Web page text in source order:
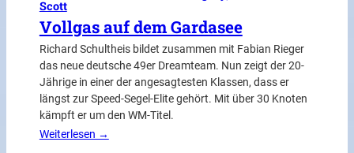
Scott
Vollgas auf dem Gardasee
Richard Schultheis bildet zusammen mit Fabian Rieger
das neue deutsche 49er Dreamteam. Nun zeigt der 20-
Jährige in einer der angesagtesten Klassen, dass er
längst zur Speed-Segel-Elite gehört. Mit über 30 Knoten
kämpft er um den WM-Titel.
Weiterlesen →